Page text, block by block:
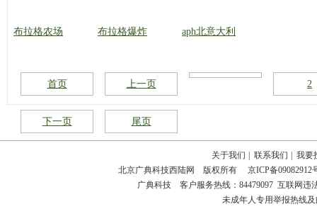
布拉格农场 布拉格爆炸 aph北意大利
首页 上一页 2
下一页 尾页
关于我们 联系我们
我要
北京广典科技西陆网 版权所有
京ICP备09082912
广典科技 客户服务热线：84479097 互联网违
未成年人专用举报热线